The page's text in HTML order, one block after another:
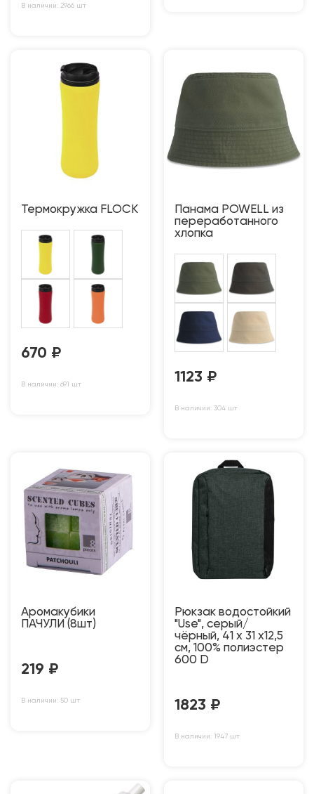
В наличии: 2966 шт
Термокружка FLOCK
670 ₽
В наличии: 691 шт
Панама POWELL из
переработанного
хлопка
1123 ₽
В наличии: 304 шт
Аромакубики
ПАЧУЛИ (8шт)
219 ₽
В наличии: 50 шт
Рюкзак водостойкий
"Use", серый/
чёрный, 41 х 31 х12,5
см, 100% полиэстер
600 D
1823 ₽
В наличии: 1947 шт